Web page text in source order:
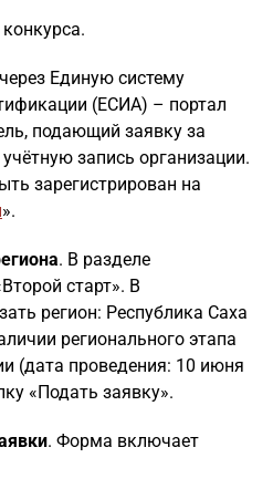
конкурса.
Единую систему
(ЕСИА) – портал
подающий заявку за
запись организации.
зарегистрирован на
».
. В разделе
старт». В
регион: Республика Саха
регионального этапа
(дата проведения: 10 июня
«Подать заявку».
. Форма включает